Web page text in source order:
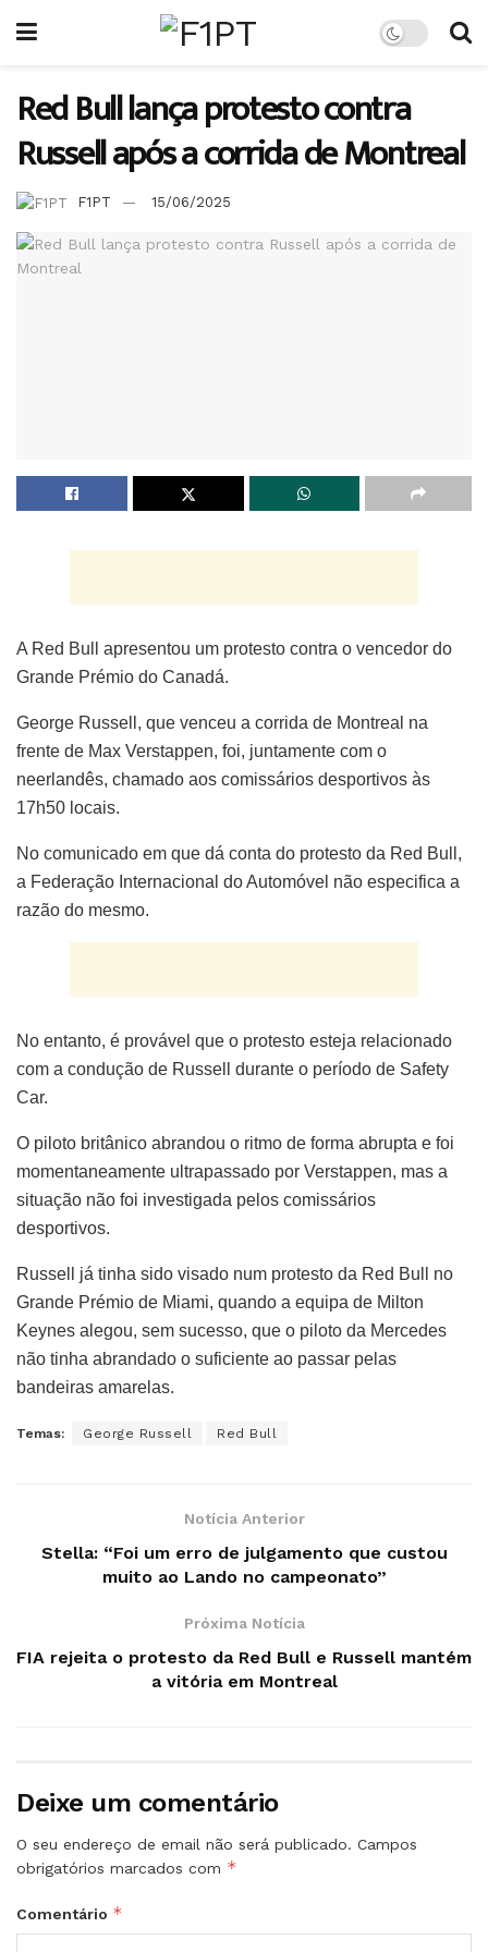
Red Bull lança protesto contra
Russell após a corrida de Montreal
F1PT 15/06/2025
A Red Bull apresentou um protesto contra o vencedor do
Grande Prémio do Canadá.
George Russell, que venceu a corrida de Montreal na
frente de Max Verstappen, foi, juntamente com o
neerlandês, chamado aos comissários desportivos às
17h50 locais.
No comunicado em que dá conta do protesto da Red Bull,
a Federação Internacional do Automóvel não especifica a
razão do mesmo.
No entanto, é provável que o protesto esteja relacionado
com a condução de Russell durante o período de Safety
Car.
O piloto britânico abrandou o ritmo de forma abrupta e foi
momentaneamente ultrapassado por Verstappen, mas a
situação não foi investigada pelos comissários
desportivos.
Russell já tinha sido visado num protesto da Red Bull no
Grande Prémio de Miami, quando a equipa de Milton
Keynes alegou, sem sucesso, que o piloto da Mercedes
não tinha abrandado o suficiente ao passar pelas
bandeiras amarelas.
Temas: George Russell Red Bull
Notícia Anterior
Stella: “Foi um erro de julgamento que custou
muito ao Lando no campeonato”
Próxima Notícia
FIA rejeita o protesto da Red Bull e Russell mantém
a vitória em Montreal
Deixe um comentário
O seu endereço de email não será publicado. Campos
obrigatórios marcados com *
Comentário *